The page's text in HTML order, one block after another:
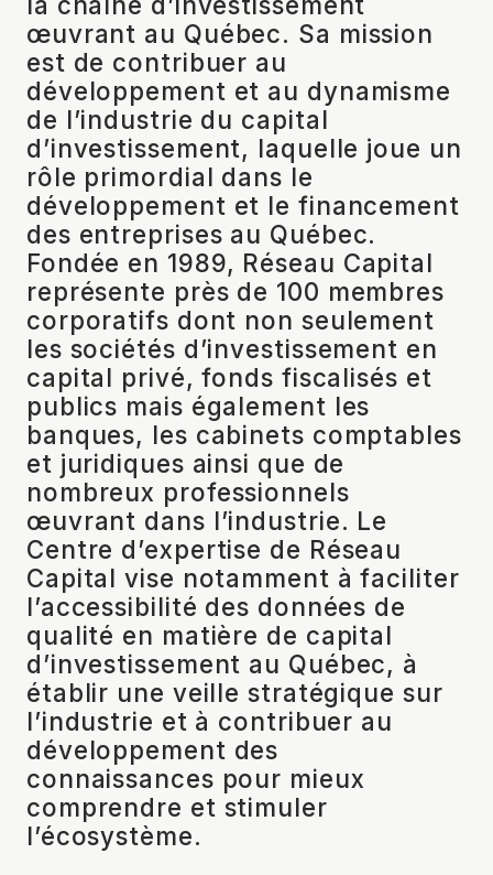
œuvrant au Québec. Sa mission
est de contribuer au
développement et au dynamisme
de l’industrie du capital
d’investissement, laquelle joue un
rôle primordial dans le
développement et le financement
des entreprises au Québec.
Fondée en 1989, Réseau Capital
représente près de 100 membres
corporatifs dont non seulement
les sociétés d’investissement en
capital privé, fonds fiscalisés et
publics mais également les
banques, les cabinets comptables
et juridiques ainsi que de
nombreux professionnels
œuvrant dans l’industrie. Le
Centre d’expertise de Réseau
Capital vise notamment à faciliter
l’accessibilité des données de
qualité en matière de capital
d’investissement au Québec, à
établir une veille stratégique sur
l’industrie et à contribuer au
développement des
connaissances pour mieux
comprendre et stimuler
l’écosystème.